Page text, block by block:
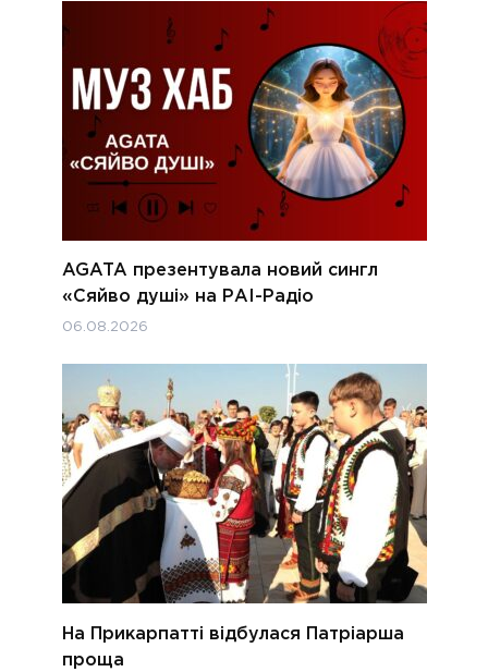
AGATA презентувала новий сингл
«Сяйво душі» на РАІ-Радіо
06.08.2026
На Прикарпатті відбулася Патріарша
проща